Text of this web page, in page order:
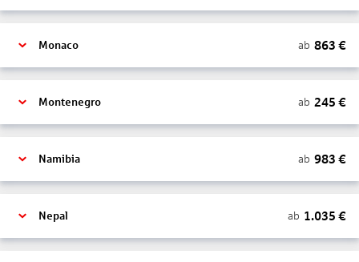
Monaco ab 863 €
Montenegro ab 245 €
Namibia ab 983 €
Nepal ab 1.035 €